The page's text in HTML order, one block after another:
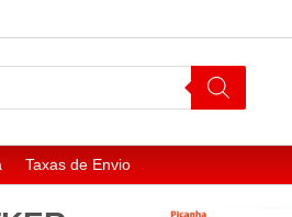
Taxas de Envio